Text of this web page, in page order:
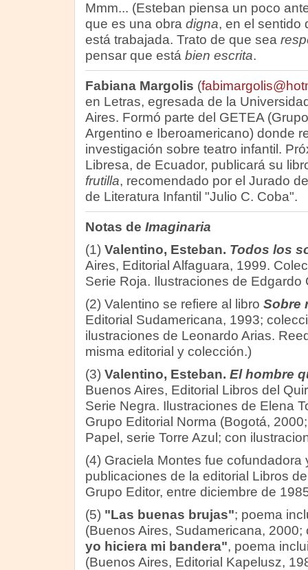
Mmm... (Esteban piensa un poco
que es una obra digna, en el sentido
está trabajada. Trato de que sea
pensar que está bien escrita.
Fabiana Margolis (
en Letras, egresada de la
Aires. Formó parte del GETEA
Argentino e Iberoamericano) donde
investigación sobre teatro infantil.
Libresa, de Ecuador, publicará su
frutilla, recomendado por el Jurado
de Literatura Infantil "Julio C. Coba".
Notas de Imaginaria
(1) Valentino, Esteban. Todos los
Aires, Editorial Alfaguara, 1999.
Serie Roja. Ilustraciones de Edgardo
(2) Valentino se refiere al libro Sobre
Editorial Sudamericana, 1993;
ilustraciones de Leonardo Arias.
misma editorial y colección.)
(3) Valentino, Esteban. El hombre
Buenos Aires, Editorial Libros del
Serie Negra. Ilustraciones de Elena
Grupo Editorial Norma (Bogotá,
Papel, serie Torre Azul; con
(4) Graciela Montes fue cofundadora
publicaciones de la editorial Libros
Grupo Editor, entre diciembre de
(5) "Las buenas brujas"; poema
(Buenos Aires, Sudamericana,
yo hiciera mi bandera", poema
(Buenos Aires, Editorial Kapelusz,